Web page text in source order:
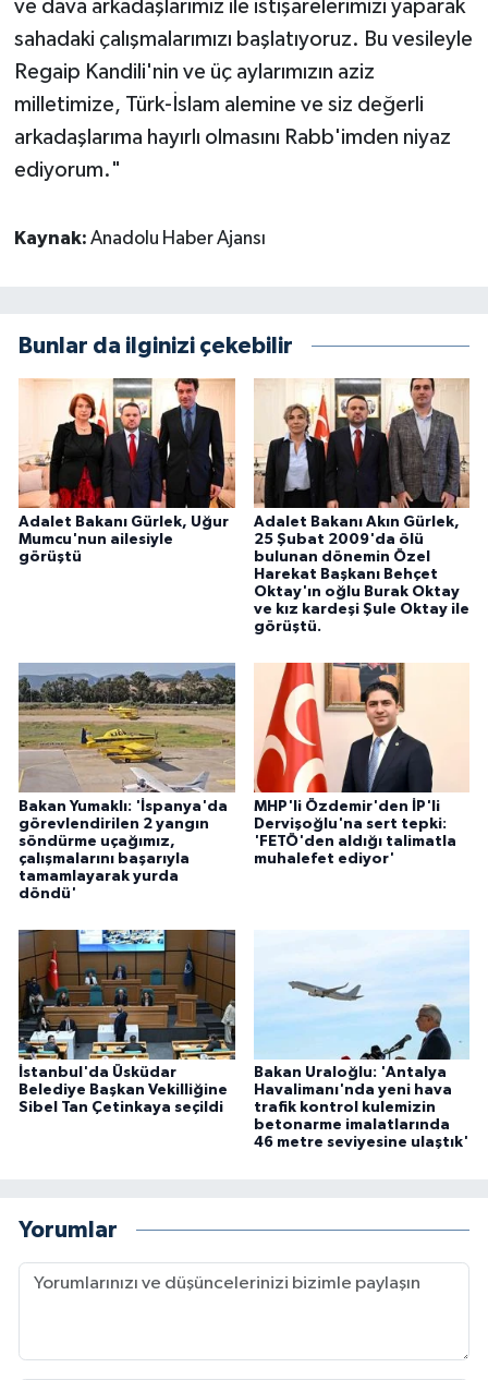
ve dava arkadaşlarımız ile istişarelerimizi yaparak
sahadaki çalışmalarımızı başlatıyoruz. Bu vesileyle
Regaip Kandili'nin ve üç aylarımızın aziz
milletimize, Türk-İslam alemine ve siz değerli
arkadaşlarıma hayırlı olmasını Rabb'imden niyaz
ediyorum."
Kaynak: Anadolu Haber Ajansı
Bunlar da ilginizi çekebilir
Adalet Bakanı Gürlek, Uğur
Mumcu'nun ailesiyle
görüştü
Adalet Bakanı Akın Gürlek,
25 Şubat 2009'da ölü
bulunan dönemin Özel
Harekat Başkanı Behçet
Oktay'ın oğlu Burak Oktay
ve kız kardeşi Şule Oktay ile
görüştü.
Bakan Yumaklı: 'İspanya'da
görevlendirilen 2 yangın
söndürme uçağımız,
çalışmalarını başarıyla
tamamlayarak yurda
döndü'
MHP'li Özdemir'den İP'li
Dervişoğlu'na sert tepki:
'FETÖ'den aldığı talimatla
muhalefet ediyor'
İstanbul'da Üsküdar
Belediye Başkan Vekilliğine
Sibel Tan Çetinkaya seçildi
Bakan Uraloğlu: 'Antalya
Havalimanı'nda yeni hava
trafik kontrol kulemizin
betonarme imalatlarında
46 metre seviyesine ulaştık'
Yorumlar